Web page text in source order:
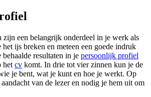
zijn een belangrijk onderdeel in je werk als
ijs breken en meteen een goede indruk
resultaten in je persoonlijk profiel
het cv komt. In drie tot vier zinnen kun je de
je bent, wat je kunt en hoe je werkt. Op
van de lezer en nodig je hem uit om